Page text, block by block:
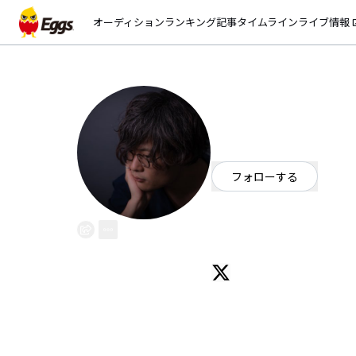
オーディションランキング記事タイムラインライブ情報
フォローする